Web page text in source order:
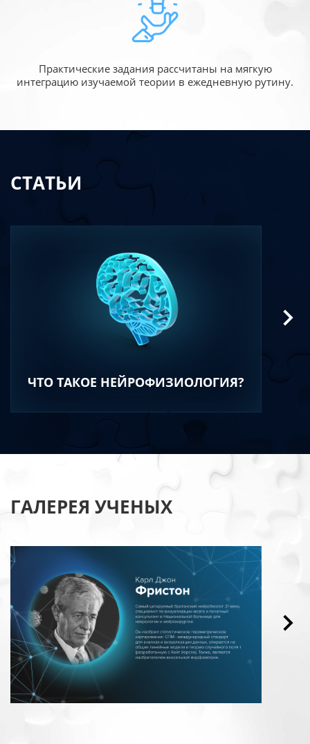
Практические задания рассчитаны на мягкую
интеграцию изучаемой теории в ежедневную рутину.
СТАТЬИ
ЧТО ТАКОЕ НЕЙРОФИЗИОЛОГИЯ?
ГАЛЕРЕЯ УЧЕНЫХ